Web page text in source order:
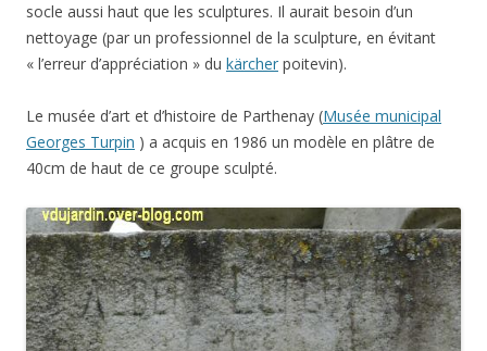
socle aussi haut que les sculptures. Il aurait besoin d’un
nettoyage (par un professionnel de la sculpture, en évitant
« l’erreur d’appréciation » du kärcher poitevin).
Le musée d’art et d’histoire de Parthenay (Musée municipal
Georges Turpin ) a acquis en 1986 un modèle en plâtre de
40cm de haut de ce groupe sculpté.